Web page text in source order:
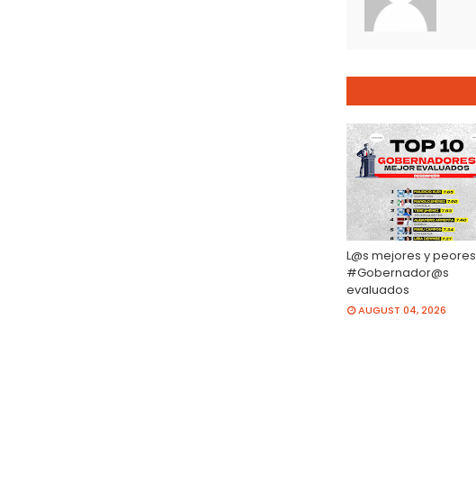
L@s mejores y peores
#Gobernador@s
evaluados
AUGUST 04, 2026